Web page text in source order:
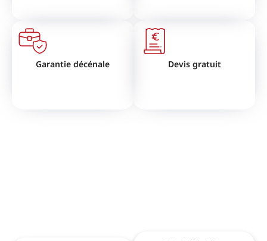
Garantie décénale Devis gratuit